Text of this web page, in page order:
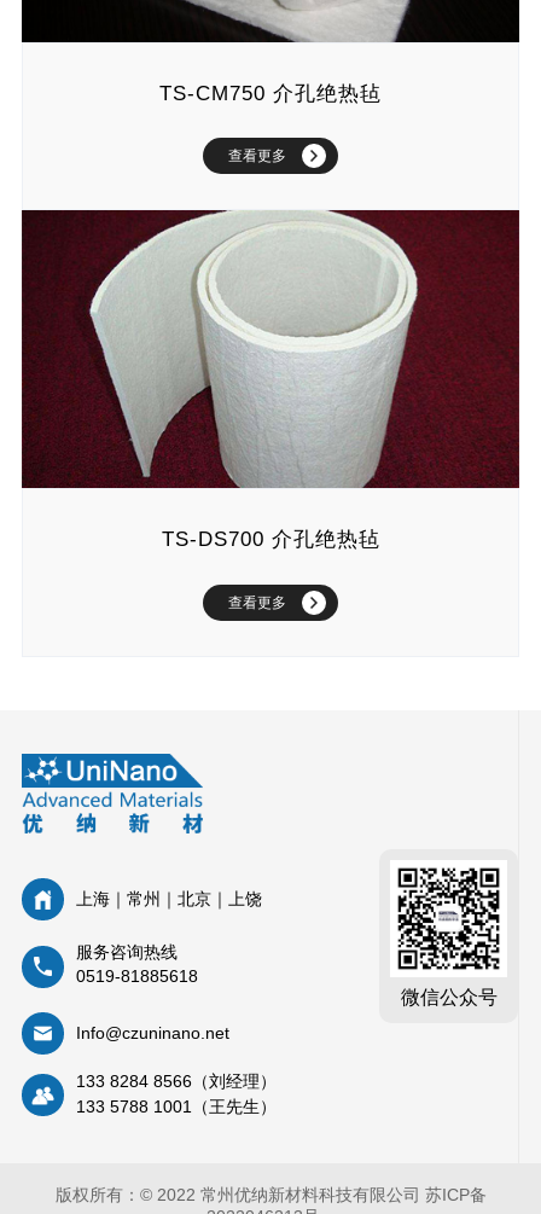
TS-CM750 介孔绝热毡
查看更多
TS-DS700 介孔绝热毡
查看更多
上海｜常州｜北京｜上饶
服务咨询热线
0519-81885618
Info@czuninano.net
133 8284 8566（刘经理）
133 5788 1001（王先生）
微信公众号
版权所有：© 2022 常州优纳新材料科技有限公司 苏ICP备